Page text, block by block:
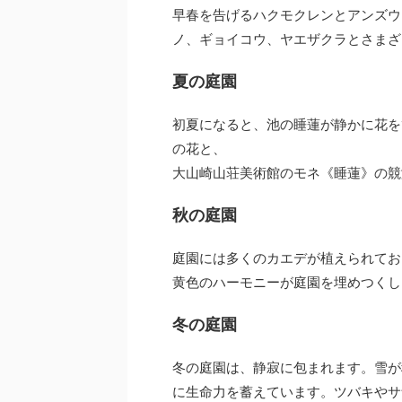
早春を告げるハクモクレンとアンズ
ノ、ギョイコウ、ヤエザクラとさま
夏の庭園
初夏になると、池の睡蓮が静かに花
の花と、
大山崎山荘美術館のモネ《睡蓮》の
秋の庭園
庭園には多くのカエデが植えられて
黄色のハーモニーが庭園を埋めつく
冬の庭園
冬の庭園は、静寂に包まれます。雪
に生命力を蓄えています。ツバキや